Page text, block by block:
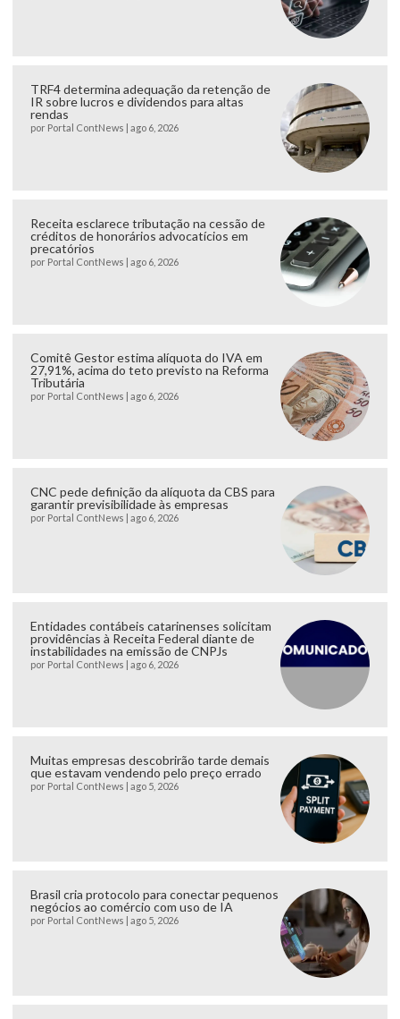
TRF4 determina adequação da retenção de
IR sobre lucros e dividendos para altas
rendas
por Portal ContNews | ago 6, 2026
Receita esclarece tributação na cessão de
créditos de honorários advocatícios em
precatórios
por Portal ContNews | ago 6, 2026
Comitê Gestor estima alíquota do IVA em
27,91%, acima do teto previsto na Reforma
Tributária
por Portal ContNews | ago 6, 2026
CNC pede definição da alíquota da CBS para
garantir previsibilidade às empresas
por Portal ContNews | ago 6, 2026
Entidades contábeis catarinenses solicitam
providências à Receita Federal diante de
instabilidades na emissão de CNPJs
por Portal ContNews | ago 6, 2026
Muitas empresas descobrirão tarde demais
que estavam vendendo pelo preço errado
por Portal ContNews | ago 5, 2026
Brasil cria protocolo para conectar pequenos
negócios ao comércio com uso de IA
por Portal ContNews | ago 5, 2026